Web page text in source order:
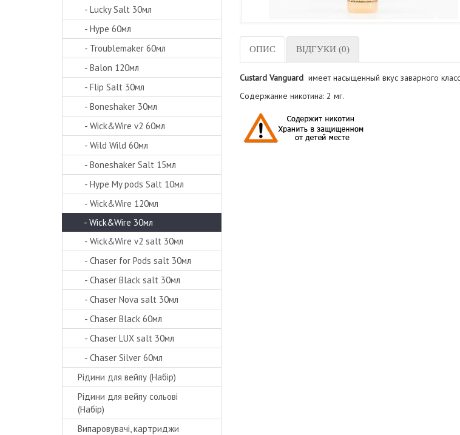
- Lucky Salt 30мл
- Hype 60мл
- Troublemaker 60мл
- Balon 120мл
- Flip Salt 30мл
- Boneshaker 30мл
- Wick&Wire v2 60мл
- Wild Wild 60мл
- Boneshaker Salt 15мл
- Hype My pods Salt 10мл
- Wick&Wire 120мл
- Wick&Wire 30мл
- Wick&Wire v2 salt 30мл
- Chaser for Pods salt 30мл
- Chaser Black salt 30мл
- Chaser Nova salt 30мл
- Chaser Black 60мл
- Chaser LUX salt 30мл
- Chaser Silver 60мл
Рідини для вейпу (Набір)
Рідини для вейпу сольові
(Набір)
Випаровувачі, картриджи
ОПИС ВІДГУКИ (0)
Custard Vanguard имеет насыщенный вкус заварного
Содержание никотина: 2 мг.